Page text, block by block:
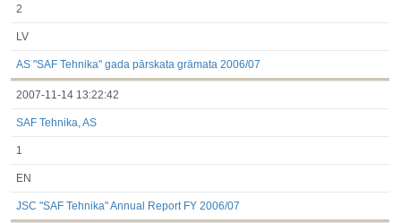
2
LV
AS "SAF Tehnika" gada pārskata grāmata 2006/07
2007-11-14 13:22:42
SAF Tehnika, AS
1
EN
JSC "SAF Tehnika" Annual Report FY 2006/07